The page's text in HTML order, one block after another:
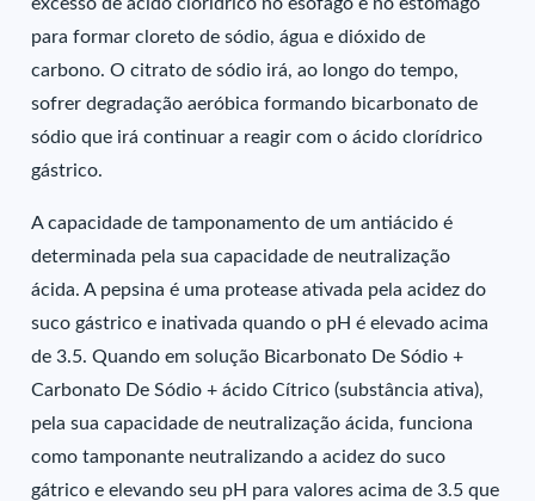
para formar cloreto de sódio, água e dióxido de
carbono. O citrato de sódio irá, ao longo do tempo,
sofrer degradação aeróbica formando bicarbonato de
sódio que irá continuar a reagir com o ácido clorídrico
gástrico.
A capacidade de tamponamento de um antiácido é
determinada pela sua capacidade de neutralização
ácida. A pepsina é uma protease ativada pela acidez do
suco gástrico e inativada quando o pH é elevado acima
de 3.5. Quando em solução Bicarbonato De Sódio +
Carbonato De Sódio + ácido Cítrico (substância ativa),
pela sua capacidade de neutralização ácida, funciona
como tamponante neutralizando a acidez do suco
gátrico e elevando seu pH para valores acima de 3.5 que